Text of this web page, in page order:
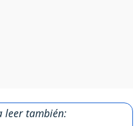
leer también: